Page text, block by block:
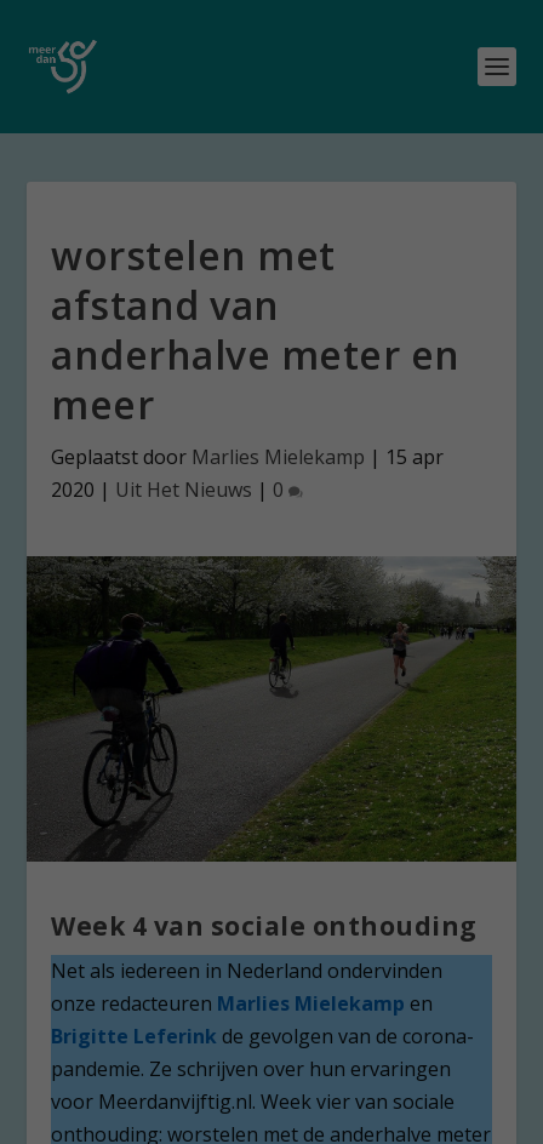
worstelen met
afstand van
anderhalve meter en
meer
Geplaatst door Marlies Mielekamp | 15 apr
2020 | Uit Het Nieuws | 0
Week 4 van sociale onthouding
Net als iedereen in Nederland ondervinden
onze redacteuren Marlies Mielekamp en
Brigitte Leferink de gevolgen van de corona-
pandemie. Ze schrijven over hun ervaringen
voor Meerdanvijftig.nl. Week vier van sociale
onthouding: worstelen met de anderhalve meter